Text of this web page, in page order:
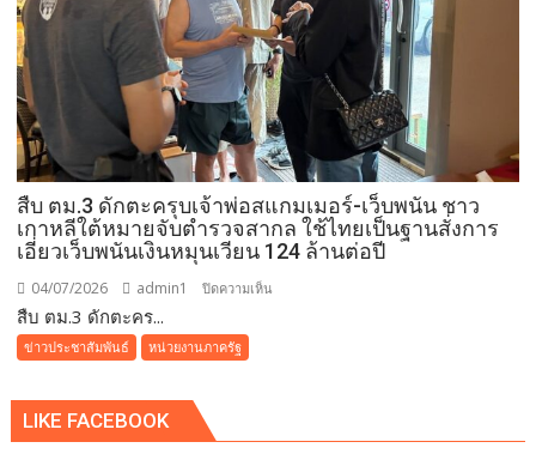
สุข
ภาวะ
ขับ
เคลื่อน
อุบลราชธานี
สู่
เมือง
สุข
ภาวะ
ต้นแบบ
สืบ ตม.3 ดักตะครุบเจ้าพ่อสแกมเมอร์-เว็บพนัน ชาว
เกาหลีใต้หมายจับตำรวจสากล ใช้ไทยเป็นฐานสั่งการ
เอี่ยวเว็บพนันเงินหมุนเวียน 124 ล้านต่อปี
04/07/2026 admin1 ปิดความเห็น
พ่อ
สืบ ตม.3 ดักตะคร...
ข่าวประชาสัมพันธ์ หน่วยงานภาครัฐ
LIKE FACEBOOK